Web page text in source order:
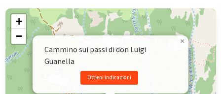
Cammino sui passi di don Luigi
Guanella
Ottieni indicazioni
×
+
−